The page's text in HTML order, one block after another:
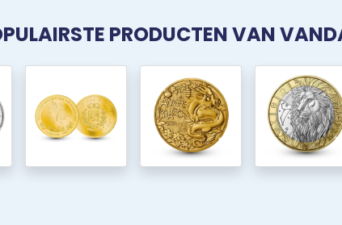
PRODUCTEN VAN